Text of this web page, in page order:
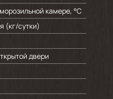
камере, °C
(кг/cутки)
двери